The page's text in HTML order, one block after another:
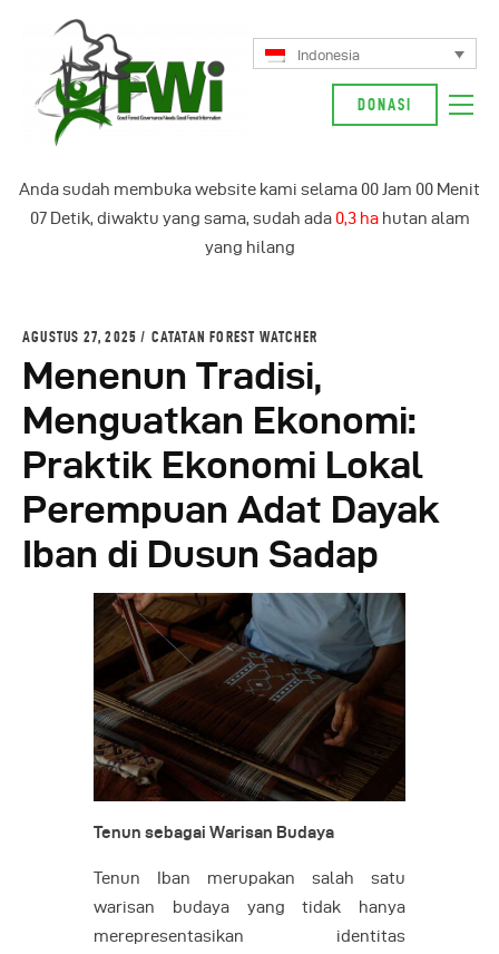
Indonesia
DONASI
Anda sudah membuka website kami selama 00Jam 00 Menit
08 Detik, diwaktu yang sama, sudah ada 0,4 ha hutan alam
yang hilang
Kampanye Kami
AGUSTUS 27, 2025 CATATAN FOREST WATCHER
Menenun Tradisi,
Menguatkan Ekonomi:
Praktik Ekonomi Lokal
Perempuan Adat Dayak
Iban di Dusun Sadap
Tenun sebagai Warisan Budaya
Tenun Iban merupakan salah satu
warisan budaya yang tidak hanya
merepresentasikan identitas